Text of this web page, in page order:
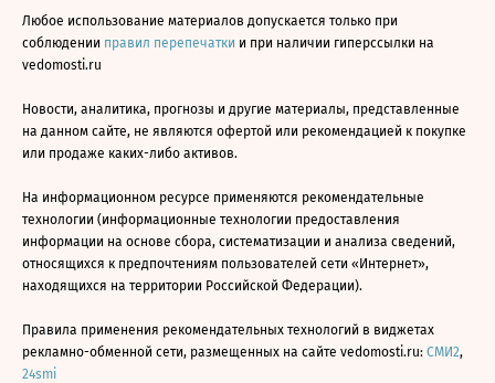
Любое использование материалов допускается только при
соблюдении правил перепечатки и при наличии гиперссылки на
vedomosti.ru
Новости, аналитика, прогнозы и другие материалы, представленные
на данном сайте, не являются офертой или рекомендацией к покупке
или продаже каких-либо активов.
На информационном ресурсе применяются рекомендательные
технологии (информационные технологии предоставления
информации на основе сбора, систематизации и анализа сведений,
относящихся к предпочтениям пользователей сети «Интернет»,
находящихся на территории Российской Федерации).
Правила применения рекомендательных технологий в виджетах
рекламно-обменной сети, размещенных на сайте vedomosti.ru: СМИ2,
24smi